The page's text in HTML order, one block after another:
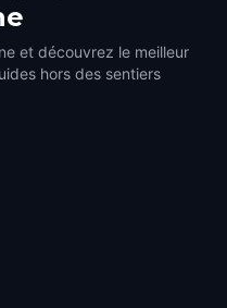
et découvrez le meilleur
hors des sentiers